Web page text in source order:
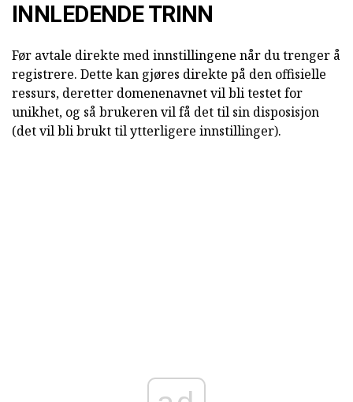
INNLEDENDE TRINN
Før avtale direkte med innstillingene når du trenger å
registrere. Dette kan gjøres direkte på den offisielle
ressurs, deretter domenenavnet vil bli testet for
unikhet, og så brukeren vil få det til sin disposisjon
(det vil bli brukt til ytterligere innstillinger).